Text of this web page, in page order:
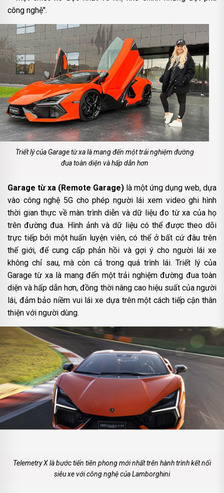
công nghệ".
Triết lý của Garage từ xa là mang đến một trải nghiệm đường
đua toàn diện và hấp dẫn hơn
Garage từ xa (Remote Garage) là một ứng dụng web, dựa
vào công nghệ 5G cho phép người lái xem video ghi hình
thời gian thực về màn trình diễn và dữ liệu đo từ xa của họ
trên đường đua. Hình ảnh và dữ liệu có thể được theo dõi
trực tiếp bởi một huấn luyện viên, có thể ở bất cứ đâu trên
thế giới, để cung cấp phản hồi và gợi ý cho người lái xe
không chỉ sau, mà còn cả trong quá trình lái. Triết lý của
Garage từ xa là mang đến một trải nghiệm đường đua toàn
diện và hấp dẫn hơn, đồng thời nâng cao hiệu suất của người
lái, đảm bảo niềm vui lái xe dựa trên một cách tiếp cận thân
thiện với người dùng.
Telemetry X là bước tiến tiên phong mới nhất trên hành trình kết nối
siêu xe với công nghệ của Lamborghini